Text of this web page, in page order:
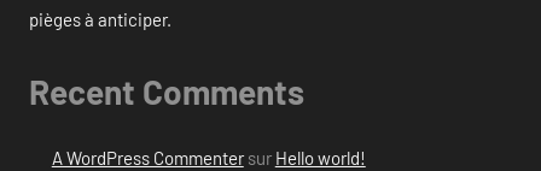
pièges à anticiper.
Recent Comments
A WordPress Commentersur Hello world!